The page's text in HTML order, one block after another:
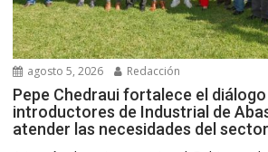
agosto 5, 2026 Redacción
Pepe Chedraui fortalece el
introductores de Industrial de
atender las necesidades del sector